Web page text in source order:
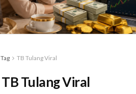
Tag TB Tulang Viral
TB Tulang Viral